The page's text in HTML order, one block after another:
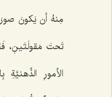
مِنهُ أن یَکونَ
تَحتَ مَقولَتَینِ،
الأمورِ الذِّهنیَّةِ